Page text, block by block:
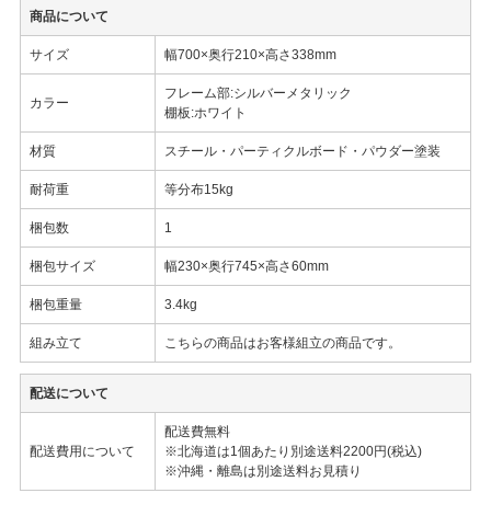
商品について
サイズ 幅700×奥行210×高さ338mm
カラー
フレーム部:シルバーメタリック
棚板:ホワイト
材質 スチール・パーティクルボード・パウダー塗装
耐荷重 等分布15kg
梱包数 1
梱包サイズ 幅230×奥行745×高さ60mm
梱包重量 3.4kg
組み立て こちらの商品はお客様組立の商品です。
配送について
配送費用について
配送費無料
※北海道は1個あたり別途送料2200円(税込)
※沖縄・離島は別途送料お見積り